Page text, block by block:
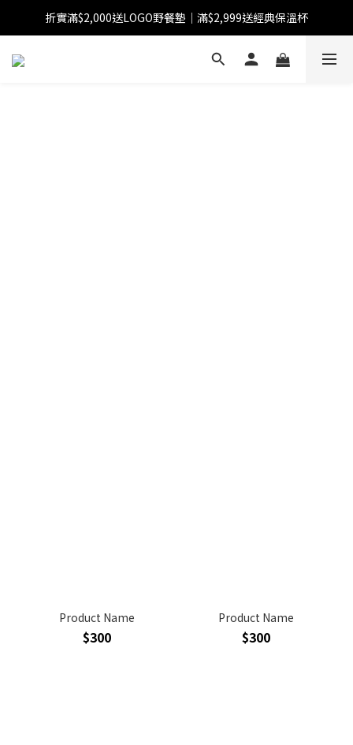
【FINAL SALE】指定商品低至38折
折實滿$2,000送LOGO野餐墊｜滿$2,999送經典保溫杯
【FINAL SALE】全單免運費
Product Name
$300
Product Name
$300